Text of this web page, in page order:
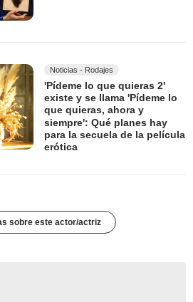
Noticias - Rodajes
'Pídeme lo que quieras 2'
existe y se llama 'Pídeme lo
que quieras, ahora y
siempre': Qué planes hay
para la secuela de la película
erótica
sobre este actor/actriz